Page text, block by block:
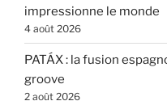
impressionne le monde
4 août 2026
PATÁX : la fusion
groove
2 août 2026